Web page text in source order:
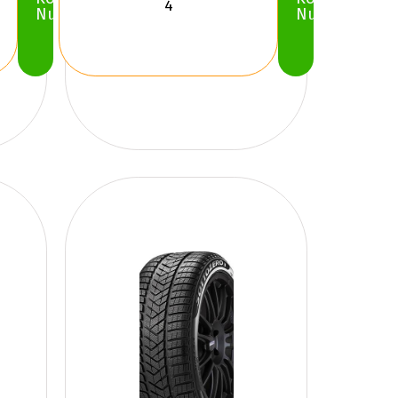
Nu
Nu